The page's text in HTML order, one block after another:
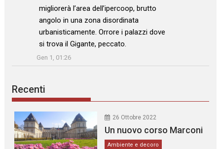
: “
migliorerà l’area dell’ipercoop, brutto
angolo in una zona disordinata
urbanisticamente. Orrore i palazzi dove
si trova il Gigante, peccato.
”
Gen 1, 01:26
Recenti
26 Ottobre 2022
Un nuovo corso Marconi
Ambiente e decoro